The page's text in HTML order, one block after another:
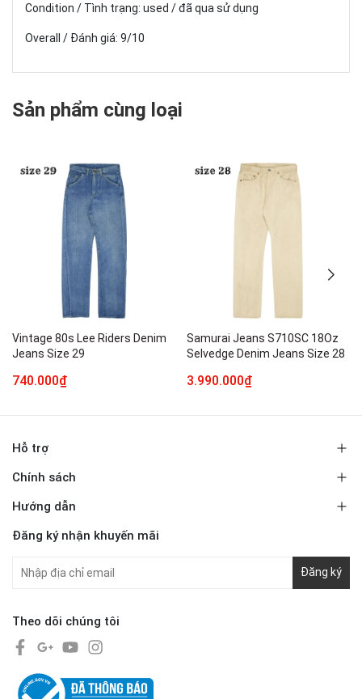
Condition / Tình trạng: used / đã qua sử dụng
Overall / Đánh giá: 9/10
Sản phẩm cùng loại
Vintage 80s Lee Riders Denim
Jeans Size 29
740.000₫
Samurai Jeans S710SC 18Oz
Selvedge Denim Jeans Size 28
3.990.000₫
Hỗ trợ
Chính sách
Hướng dẫn
Đăng ký nhận khuyến mãi
Đăng ký
Theo dõi chúng tôi